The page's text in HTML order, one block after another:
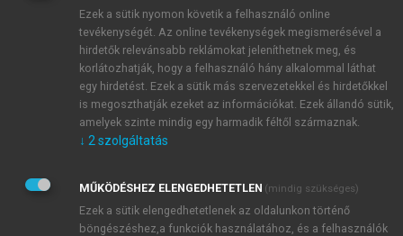
JELSZÓ ÚJRA
Kérek értesítést a MeRSZ újdonságairól, akcióiról.
Kérek értesítést az Akadémiai Kiadó Zrt. újdonságairól,
Adatkezelési tájékoztatóbanfoglaltakat tudomásul
veszem és elfogadom.
Általános vásárlási feltételeket, valamint a szotar.netés a
Ezek a sütik nyomon követik a felhasználó online
tevékenységét. Az online tevékenységek megismerésével a
hirdetők relevánsabb reklámokat jeleníthetnek meg, és
korlátozhatják, hogy a felhasználó hány alkalommal láthat
egy hirdetést. Ezek a sütik más szervezetekkel és hirdetőkkel
is megoszthatják ezeket az információkat. Ezek állandó sütik,
amelyek szinte mindig egy harmadik féltől származnak.
↓ 2 szolgáltatás
MŰKÖDÉSHEZ ELENGEDHETETLEN (mindig szükséges)
Ezek a sütik elengedhetetlenek az oldalunkon történő
böngészéshez,a funkciók használatához, és a felhasználók